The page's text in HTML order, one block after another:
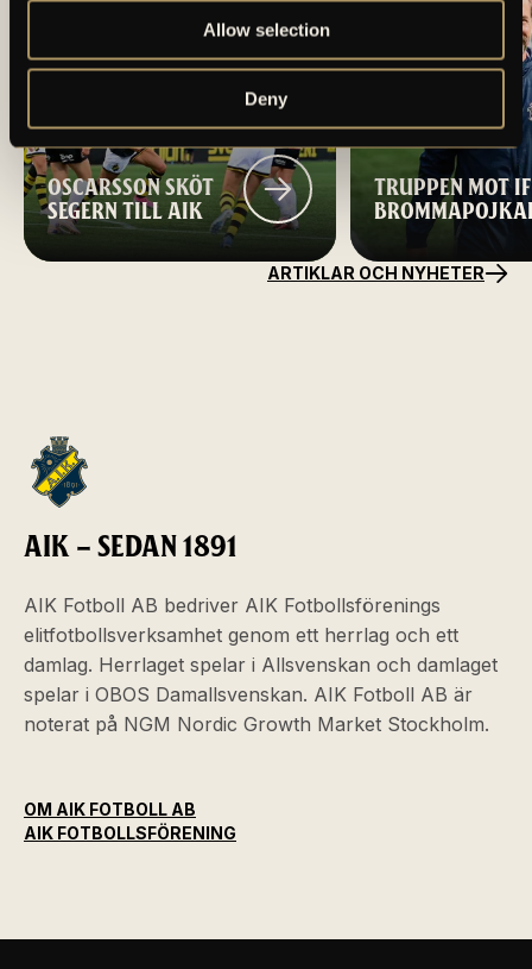
Allow selection
Deny
OSCARSSON SKÖT
SEGERN TILL AIK
TRUPPEN MOT IF
ARTIKLAR OCH NYHETER
AIK – SEDAN 1891
AIK Fotboll AB bedriver AIK Fotbollsförenings
elitfotbollsverksamhet genom ett herrlag och ett
damlag. Herrlaget spelar i Allsvenskan och damlaget
spelar i OBOS Damallsvenskan. AIK Fotboll AB är
noterat på NGM Nordic Growth Market Stockholm.
OM AIK FOTBOLL AB
AIK FOTBOLLSFÖRENING